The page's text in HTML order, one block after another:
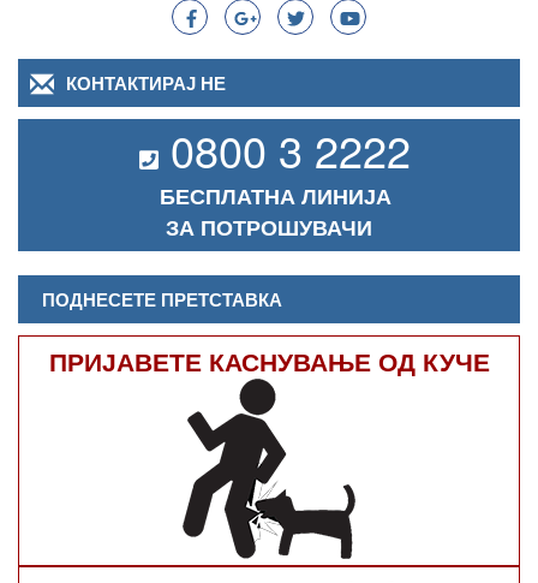
КОНТАКТИРАЈ НЕ
0800 3 2222
БЕСПЛАТНА ЛИНИЈА
ЗА ПОТРОШУВАЧИ
ПОДНЕСЕТЕ ПРЕТСТАВКА
ПРИЈАВЕТЕ КАСНУВАЊЕ ОД КУЧЕ